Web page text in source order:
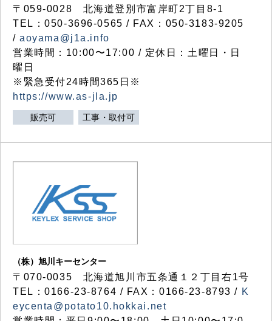
〒 059-0028 北海道登別市富岸町2丁目 8-1
TEL：050-3696-0565 / FAX：050-3183-9205
/aoyama@j1a.info
営業時間：10:00〜17:00 / 定休日：土曜日・日
曜日
※緊急受付24時間365日※
https://www.as-jla.jp
販売可 工事・取付可
（株）旭川キーセンター
〒070-0035 北海道旭川市五条通１２丁目右1号
TEL：0166-23-8764 / FAX：0166-23-8793 / K
eycenta@potato10.hokkai.net